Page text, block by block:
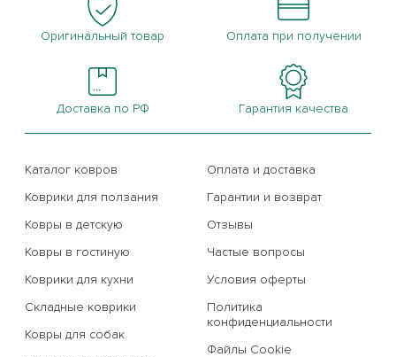
Оригинальный товар Оплата при получении
Доставка по РФ Гарантия качества
Каталог ковров
Коврики для ползания
Ковры в детскую
Ковры в гостиную
Коврики для кухни
Складные коврики
Ковры для собак
Оплата и доставка
Гарантии и возврат
Отзывы
Частые вопросы
Условия оферты
Политика
конфиденциальности
Файлы Cookie